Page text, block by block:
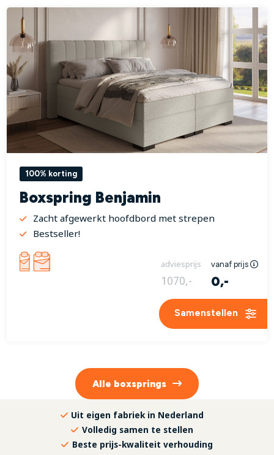
100% korting
Boxspring Benjamin
Zacht afgewerkt hoofdbord met strepen
Bestseller!
adviesprijs vanaf prijs
1070,- 0,-
Samenstellen
Alle boxsprings
Uit eigen fabriek in Nederland
Volledig samen te stellen
Beste prijs-kwaliteit verhouding